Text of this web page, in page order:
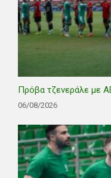
Πρόβα τζενεράλε με
06/08/2026